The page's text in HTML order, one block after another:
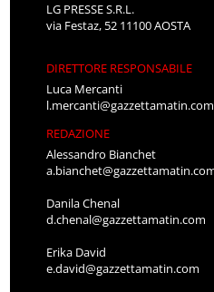
LG PRESSE S.R.L.
via Festaz, 52 11100 AOSTA
DIRETTORE RESPONSABILE
Luca Mercanti
l.mercanti@gazzettamatin.com
REDAZIONE
Alessandro Bianchet
Danila Chenal
d.chenal@gazzettamatin.com
Erika David
e.david@gazzettamatin.com